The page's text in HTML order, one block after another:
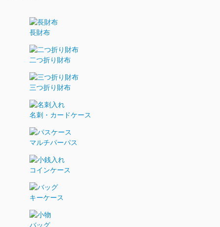
長財布
二つ折り財布
三つ折り財布
名刺・カードケース
マルチパーパス
コインケース
キーケース
バッグ